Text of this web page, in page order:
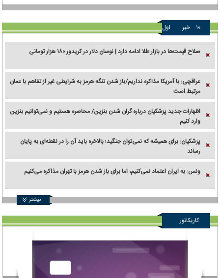
۱۰ خبر اول
صلاح قیمت‌ها در بازار طلا ادامه دارد | نوسان دلار در کریدور ۱۸۰ هزار تومانی
عراقچی: با آمریکا مذاکره نداریم/باز شدن تنگه هرمز به شرایطی غیر از تفاهم با عمان
مرتبط است
اظهارات جدید پزشکیان درباره گران شدن بنزین/ محاصره هستیم و نمی‌توانیم بنزین
وارد کنیم
پزشکیان: برای همیشه که نمی‌توان جنگید؛ بالاخره باید آن را در نقطه‌ای به پایان
رساند
ونس: به ایران اعتماد نمی‌کنیم، اما برای باز شدن هرمز با تهران مذاکره می‌کنیم
بیشتر
کاریکاتور